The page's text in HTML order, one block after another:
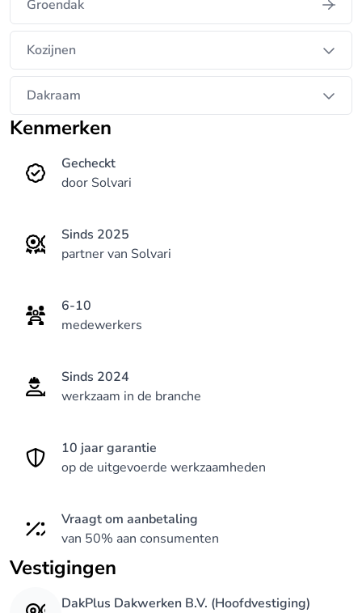
Groendak
Kozijnen
Dakraam
Kenmerken
Gecheckt
door Solvari
Sinds 2025
partner van Solvari
6-10
medewerkers
Sinds 2024
werkzaam in de branche
10 jaar garantie
op de uitgevoerde werkzaamheden
Vraagt om aanbetaling
van 50% aan consumenten
Vestigingen
DakPlus Dakwerken B.V. (Hoofdvestiging)